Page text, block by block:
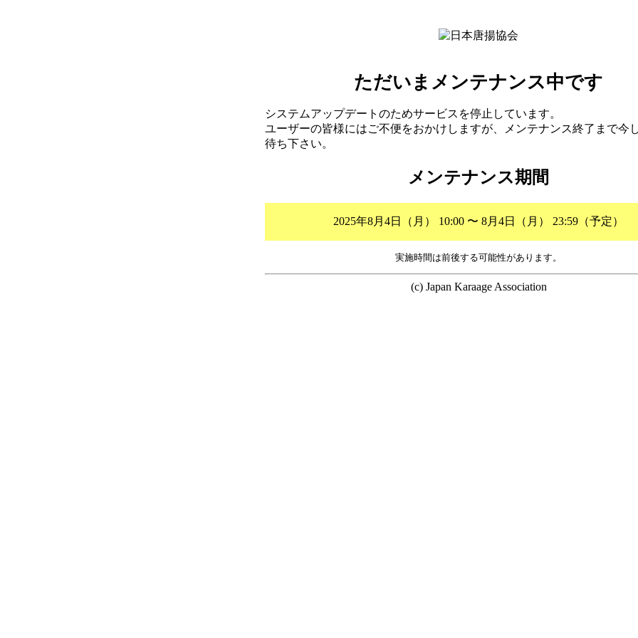
ただいまメンテナンス中です
システムアップデートのためサービスを停止しています。
ユーザーの皆様にはご不便をおかけしますが、メンテナンス終了まで今
待ち下さい。
メンテナンス期間
2025年8月4日（月） 10:00 〜 8月4日（月） 23:59（予定）
実施時間は前後する可能性があります。
(c) Japan Karaage Association